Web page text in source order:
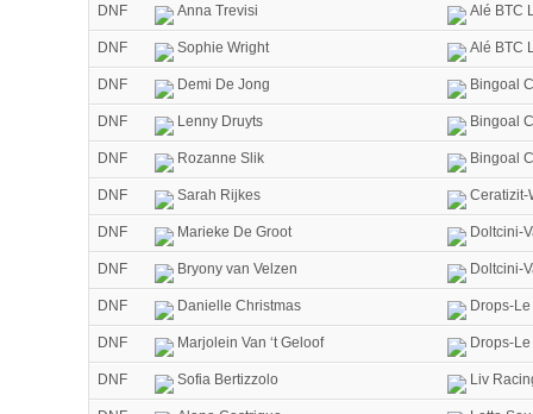
DNF Anna Trevisi Alé BTC
DNF Sophie Wright Alé BTC
DNF Demi De Jong Bingoal
DNF Lenny Druyts Bingoal
DNF Rozanne Slik Bingoal
DNF Sarah Rijkes Ceratizit-
DNF Marieke De Groot Doltcini-
DNF Bryony van Velzen Doltcini-
DNF Danielle Christmas Drops-
DNF Marjolein Van ‘t Geloof Drops-
DNF Sofia Bertizzolo Liv